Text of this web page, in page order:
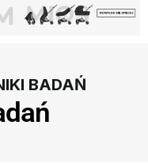
BADAŃ